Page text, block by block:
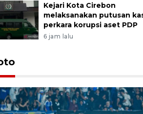
Kejari Kota Cirebon
melaksanakan putusan
perkara korupsi aset PDP
6 jam lalu